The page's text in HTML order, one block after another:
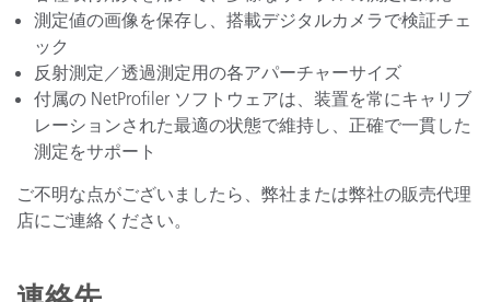
測定値の画像を保存し、搭載デジタルカメラで検証チェ
ック
反射測定／透過測定用の各アパーチャーサイズ
付属の NetProfiler ソフトウェアは、装置を常にキャリブ
レーションされた最適の状態で維持し、正確で一貫した
測定をサポート
ご不明な点がございましたら、弊社または弊社の販売代理
店にご連絡ください。